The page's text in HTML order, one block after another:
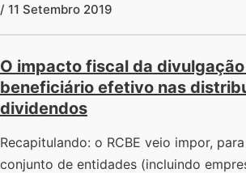
/ 11 Setembro 2019
O impacto fiscal da
beneficiário efetivo nas
dividendos
Recapitulando: o RCBE veio impor,
conjunto de entidades (incluindo